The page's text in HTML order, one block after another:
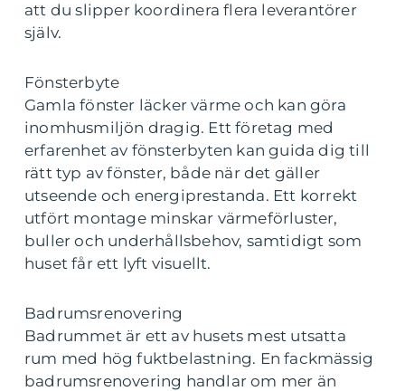
att du slipper koordinera flera leverantörer
själv.
Fönsterbyte
Gamla fönster läcker värme och kan göra
inomhusmiljön dragig. Ett företag med
erfarenhet av fönsterbyten kan guida dig till
rätt typ av fönster, både när det gäller
utseende och energiprestanda. Ett korrekt
utfört montage minskar värmeförluster,
buller och underhållsbehov, samtidigt som
huset får ett lyft visuellt.
Badrumsrenovering
Badrummet är ett av husets mest utsatta
rum med hög fuktbelastning. En fackmässig
badrumsrenovering handlar om mer än